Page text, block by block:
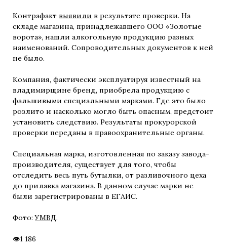
Контрафакт выявили в результате проверки. На
складе магазина, принадлежавшего ООО «Золотые
ворота», нашли алкогольную продукцию разных
наименований. Сопроводительных документов к ней
не было.
Компания, фактически эксплуатируя известный на
владимирщине бренд, приобрела продукцию с
фальшивыми специальными марками. Где это было
розлито и насколько могло быть опасным, предстоит
установить следствию. Результаты прокурорской
проверки переданы в правоохранительные органы.
Специальная марка, изготовленная по заказу завода-
производителя, существует для того, чтобы
отследить весь путь бутылки, от разливочного цеха
до прилавка магазина. В данном случае марки не
были зарегистрированы в ЕГАИС.
Фото:УМВД.
1 186